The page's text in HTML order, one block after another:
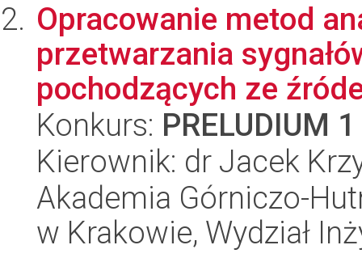
Opracowanie metod
przetwarzania
pochodzących ze
Konkurs: PRELUDIUM 1
Kierownik: dr Jacek
Akademia Górniczo-
w Krakowie, Wydział